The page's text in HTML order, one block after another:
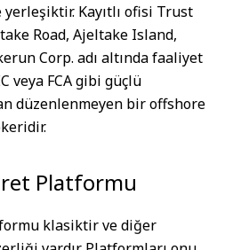
yerleşiktir. Kayıtlı ofisi Trust
Road, Ajeltake Island,
Corp. adı altında faaliyet
veya FCA gibi güçlü
düzenlenmeyen bir offshore
Platformu
klasiktir ve diğer